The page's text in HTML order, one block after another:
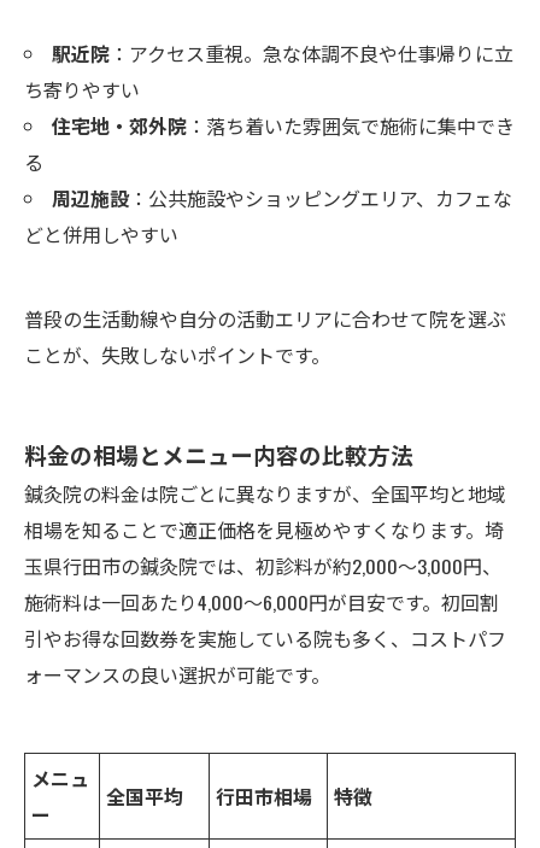
駅近院：アクセス重視。急な体調不良や仕事帰りに立
ち寄りやすい
住宅地・郊外院：落ち着いた雰囲気で施術に集中でき
る
周辺施設：公共施設やショッピングエリア、カフェな
どと併用しやすい
普段の生活動線や自分の活動エリアに合わせて院を選ぶ
ことが、失敗しないポイントです。
料金の相場とメニュー内容の比較方法
鍼灸院の料金は院ごとに異なりますが、全国平均と地域
相場を知ることで適正価格を見極めやすくなります。埼
玉県行田市の鍼灸院では、初診料が約2,000〜3,000円、
施術料は一回あたり4,000〜6,000円が目安です。初回割
引やお得な回数券を実施している院も多く、コストパフ
ォーマンスの良い選択が可能です。
メニュ
ー
全国平均 行田市相場 特徴